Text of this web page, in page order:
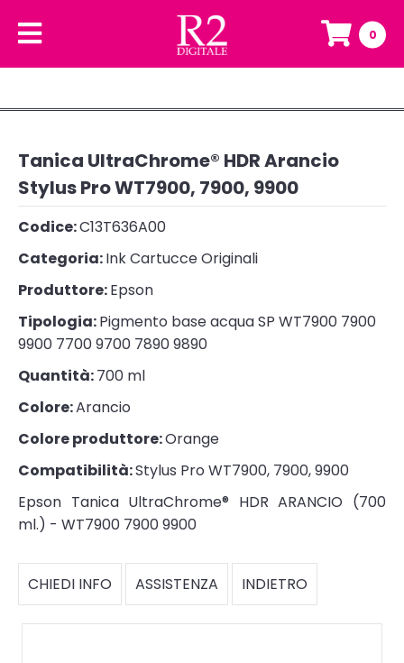
0
Tanica UltraChrome® HDR Arancio
Stylus Pro WT7900, 7900, 9900
Codice:C13T636A00
Categoria:Ink Cartucce Originali
Produttore:Epson
Tipologia:Pigmento base acqua SP WT7900 7900
9900 7700 9700 7890 9890
Quantità:700 ml
Colore:Arancio
Colore produttore:Orange
Compatibilità:Stylus Pro WT7900, 7900, 9900
Epson Tanica UltraChrome® HDR ARANCIO (700
ml.) - WT7900 7900 9900
CHIEDI INFO ASSISTENZA INDIETRO